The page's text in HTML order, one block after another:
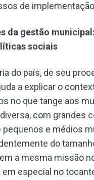
de
da gestão
sociais
do país, de seu
a explicar o
no que tange aos
com grandes
pequenos e médios
do
a mesma missão
especial no